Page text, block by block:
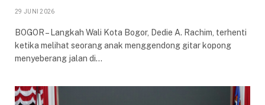
29 JUNI 2026
BOGOR – Langkah Wali Kota Bogor, Dedie A. Rachim, terhenti
ketika melihat seorang anak menggendong gitar kopong
menyeberang jalan di…